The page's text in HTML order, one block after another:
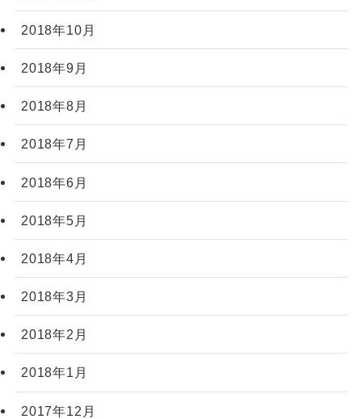
2018年10月
2018年9月
2018年8月
2018年7月
2018年6月
2018年5月
2018年4月
2018年3月
2018年2月
2018年1月
2017年12月